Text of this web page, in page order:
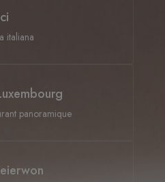
italiana
panoramique